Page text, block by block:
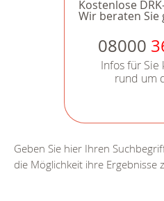
Kostenlose
Wir beraten Sie
08000
Infos für Sie
rund um
Geben Sie hier Ihren
die Möglichkeit ihre Ergebnisse